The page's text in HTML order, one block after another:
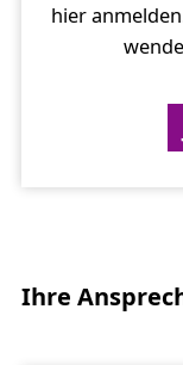
hier
Ihre